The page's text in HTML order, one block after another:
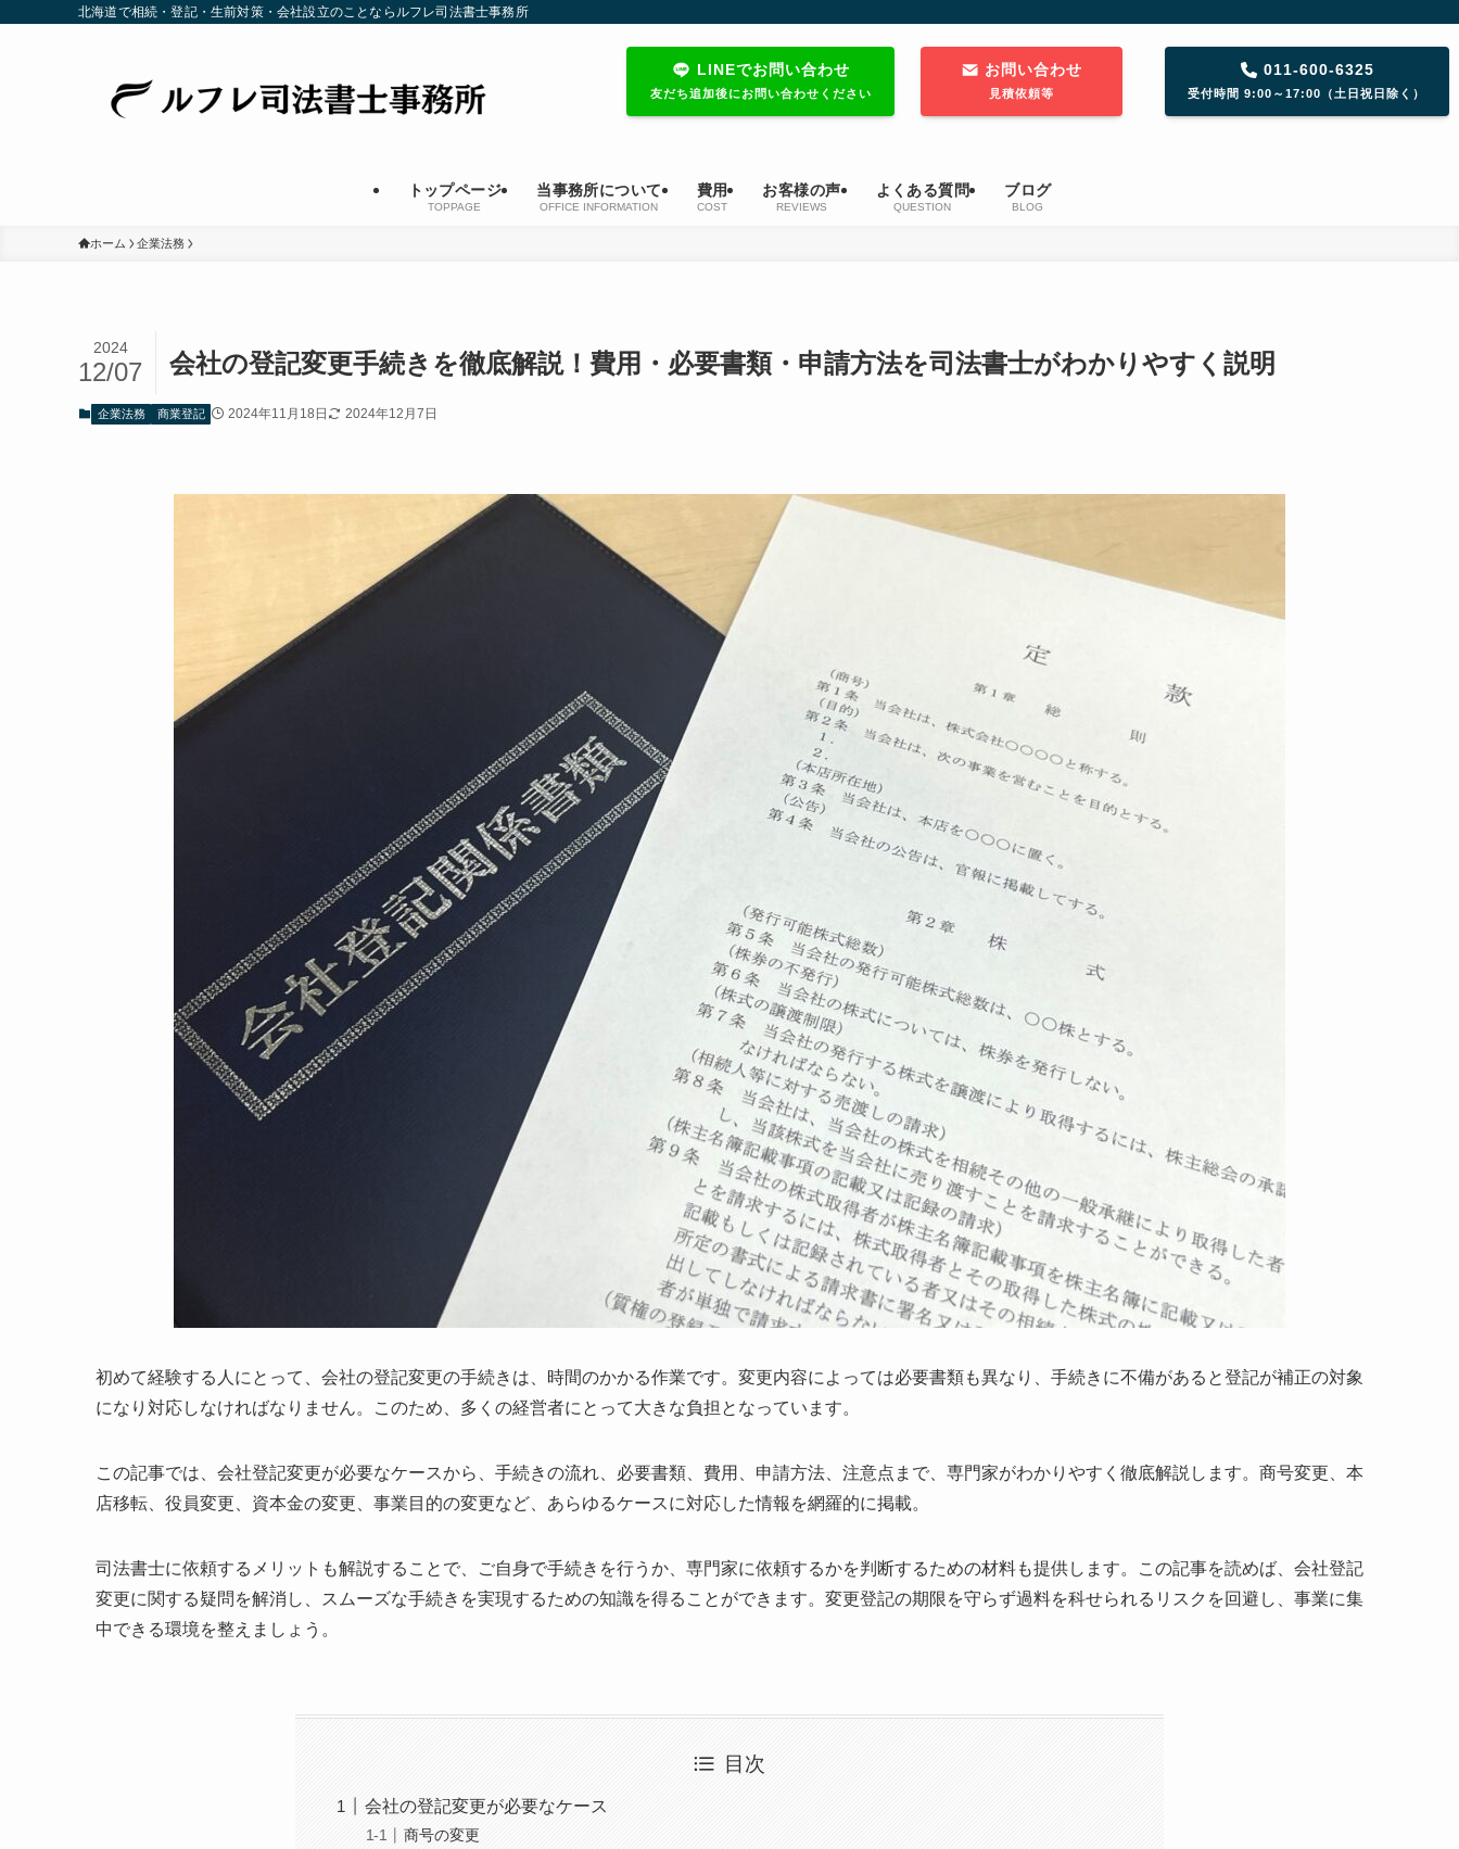
北海道で相続・登記・生前対策・会社設立のことならルフレ司法書士事務所
トップページ
TOPPAGE
当事務所について
OFFICE INFORMATION
費用
COST
お客様の声
REVIEWS
よくある質問
QUESTION
ブログ
BLOG
LINEでお問い合わせ
友だち追加後にお問い合わせください
お問い合わせ
見積依頼等
011-600-6325
受付時間 9:00～17:00（土日祝日除く）
ホーム 企業法務
会社の登記変更手続きを徹底解説！費用・必要書類・申請方法を司法書士がわかりやすく説明
2024
12/07
企業法務 商業登記 2024年11月18日 2024年12月7日
初めて経験する人にとって、会社の登記変更の手続きは、時間のかかる作業です。変更内容によっては必要書類も異なり、手続きに不備があると登記が補正の対象
になり対応しなければなりません。このため、多くの経営者にとって大きな負担となっています。
この記事では、会社登記変更が必要なケースから、手続きの流れ、必要書類、費用、申請方法、注意点まで、専門家がわかりやすく徹底解説します。商号変更、本
店移転、役員変更、資本金の変更、事業目的の変更など、あらゆるケースに対応した情報を網羅的に掲載。
司法書士に依頼するメリットも解説することで、ご自身で手続きを行うか、専門家に依頼するかを判断するための材料も提供します。この記事を読めば、会社登記
変更に関する疑問を解消し、スムーズな手続きを実現するための知識を得ることができます。変更登記の期限を守らず過料を科せられるリスクを回避し、事業に集
中できる環境を整えましょう。
目次
会社の登記変更が必要なケース
商号の変更